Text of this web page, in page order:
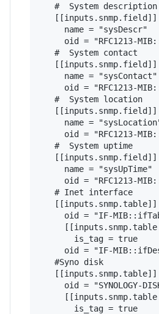
   #  System description
   [[inputs.snmp.field]]
     name = "sysDescr"
oid = "RFC1213-
   #  System contact
   [[inputs.snmp.field]]
     name = "sysContact"
oid = "RFC1213-
   #  System location
   [[inputs.snmp.field]]
name =
oid = "RFC1213-
   #  System uptime
   [[inputs.snmp.field]]
     name = "sysUpTime"
oid = "RFC1213-
   # Inet interface
   [[inputs.snmp.table]]
oid = "IF-
       is_tag = true
oid = "IF-
   #Syno disk
   [[inputs.snmp.table]]
oid = "SYNOLOGY-
       is_tag = true